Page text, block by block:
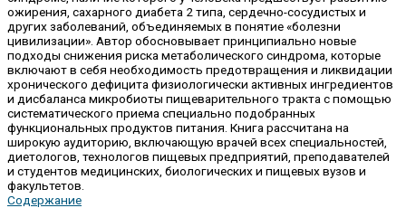
ожирения, сахарного диабета 2 типа, сердечно-сосудистых и
других заболеваний, объединяемых в понятие «болезни
цивилизации». Автор обосновывает принципиально новые
подходы снижения риска метаболического синдрома, которые
включают в себя необходимость предотвращения и ликвидации
хронического дефицита физиологически активных ингредиентов
и дисбаланса микробиоты пищеварительного тракта с помощью
систематического приема специально подобранных
функциональных продуктов питания. Книга рассчитана на
широкую аудиторию, включающую врачей всех специальностей,
диетологов, технологов пищевых предприятий, преподавателей
и студентов медицинских, биологических и пищевых вузов и
факультетов.
Содержание